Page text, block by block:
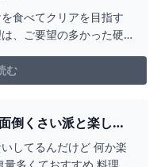
食べてクリアを目指す
、ご要望の多かった硬
siu_lab 下
しています。 フリー
む
倒くさい派と楽しい
してるんだけど 何か楽